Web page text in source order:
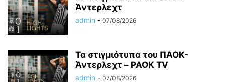
Άντερλεχτ
admin - 07/08/2026
Τα στιγμιότυπα του ΠΑΟΚ-
Άντερλεχτ – PAOK TV
admin - 07/08/2026